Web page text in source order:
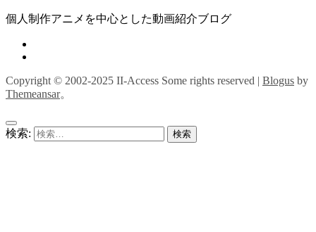
個人制作アニメを中心とした動画紹介ブログ
Copyright © 2002-2025 II-Access Some rights reserved | Blogus by
Themeansar。
検索: